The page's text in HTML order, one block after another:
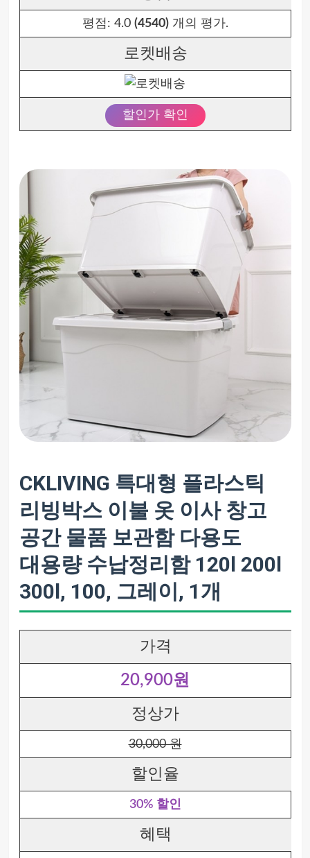
평점: 4.0 (4540)개의 평가.
로켓배송
할인가 확인
CKLIVING 특대형 플라스틱
리빙박스 이불 옷 이사 창고
공간 물품 보관함 다용도
대용량 수납정리함 120l 200l
300l, 100, 그레이, 1개
가격
20,900원
정상가
30,000 원
할인율
30% 할인
혜택